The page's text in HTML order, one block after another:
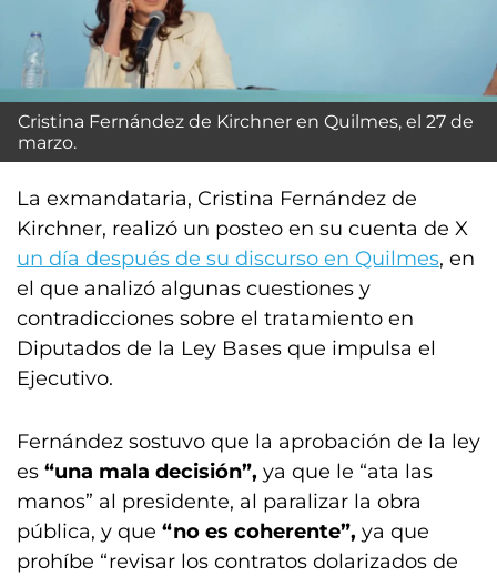
Cristina Fernández de Kirchner en Quilmes, el 27 de
marzo.
La exmandataria, Cristina Fernández de
Kirchner, realizó un posteo en su cuenta de X
un día después de su discurso en Quilmes, en
el que analizó algunas cuestiones y
contradicciones sobre el tratamiento en
Diputados de la Ley Bases que impulsa el
Ejecutivo.
Fernández sostuvo que la aprobación de la ley
es “una mala decisión”, ya que le “ata las
manos” al presidente, al paralizar la obra
pública, y que “no es coherente”, ya que
prohíbe “revisar los contratos dolarizados de